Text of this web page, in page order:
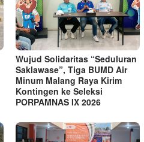
Wujud Solidaritas “Seduluran
Saklawase”, Tiga BUMD Air
Minum Malang Raya Kirim
Kontingen ke Seleksi
PORPAMNAS IX 2026